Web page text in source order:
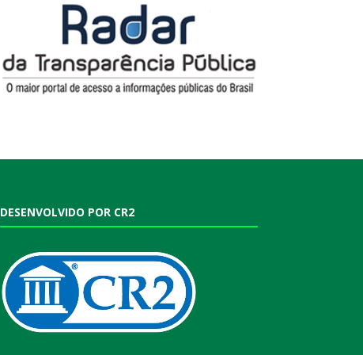
DESENVOLVIDO POR CR2